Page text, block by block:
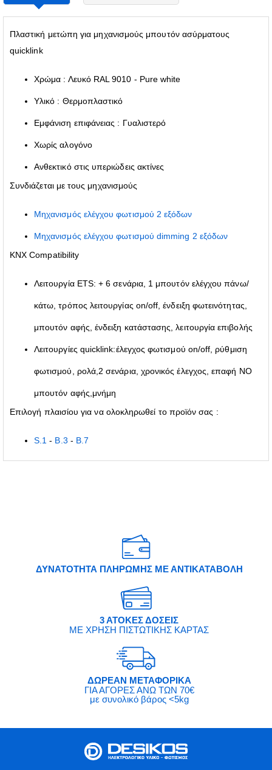
Πλαστική μετώπη για μηχανισμούς μπουτόν ασύρματους
quicklink
Χρώμα : Λευκό RAL 9010 - Pure white
Υλικό : Θερμοπλαστικό
Εμφάνιση επιφάνειας : Γυαλιστερό
Χωρίς αλογόνο
Ανθεκτικό στις υπεριώδεις ακτίνες
Συνδιάζεται με τους μηχανισμούς
Μηχανισμός ελέγχου φωτισμού 2 εξόδων
Μηχανισμός ελέγχου φωτισμού dimming 2 εξόδων
KNX Compatibility
Λειτουργία ETS: + 6 σενάρια, 1 μπουτόν ελέγχου πάνω/
κάτω, τρόπος λειτουργίας on/off, ένδειξη φωτεινότητας,
μπουτόν αφής, ένδειξη κατάστασης, λειτουργία επιβολής
Λειτουργίες quicklink:έλεγχος φωτισμού on/off, ρύθμιση
φωτισμού, ρολά,2 σενάρια, χρονικός έλεγχος, επαφή ΝΟ
μπουτόν αφής,μνήμη
Επιλογή πλαισίου για να ολοκληρωθεί το προϊόν σας :
S.1 - B.3 - B.7
ΔΥΝΑΤΟΤΗΤΑ ΠΛΗΡΩΜΗΣ ΜΕ ΑΝΤΙΚΑΤΑΒΟΛΗ
3 ΑΤΟΚΕΣ ΔΟΣΕΙΣ
ΜΕ ΧΡΗΣΗ ΠΙΣΤΩΤΙΚΗΣ ΚΑΡΤΑΣ
ΔΩΡΕΑΝ ΜΕΤΑΦΟΡΙΚΑ
ΓΙΑ ΑΓΟΡΕΣ ΑΝΩ ΤΩΝ 70€
με συνολικό βάρος <5kg